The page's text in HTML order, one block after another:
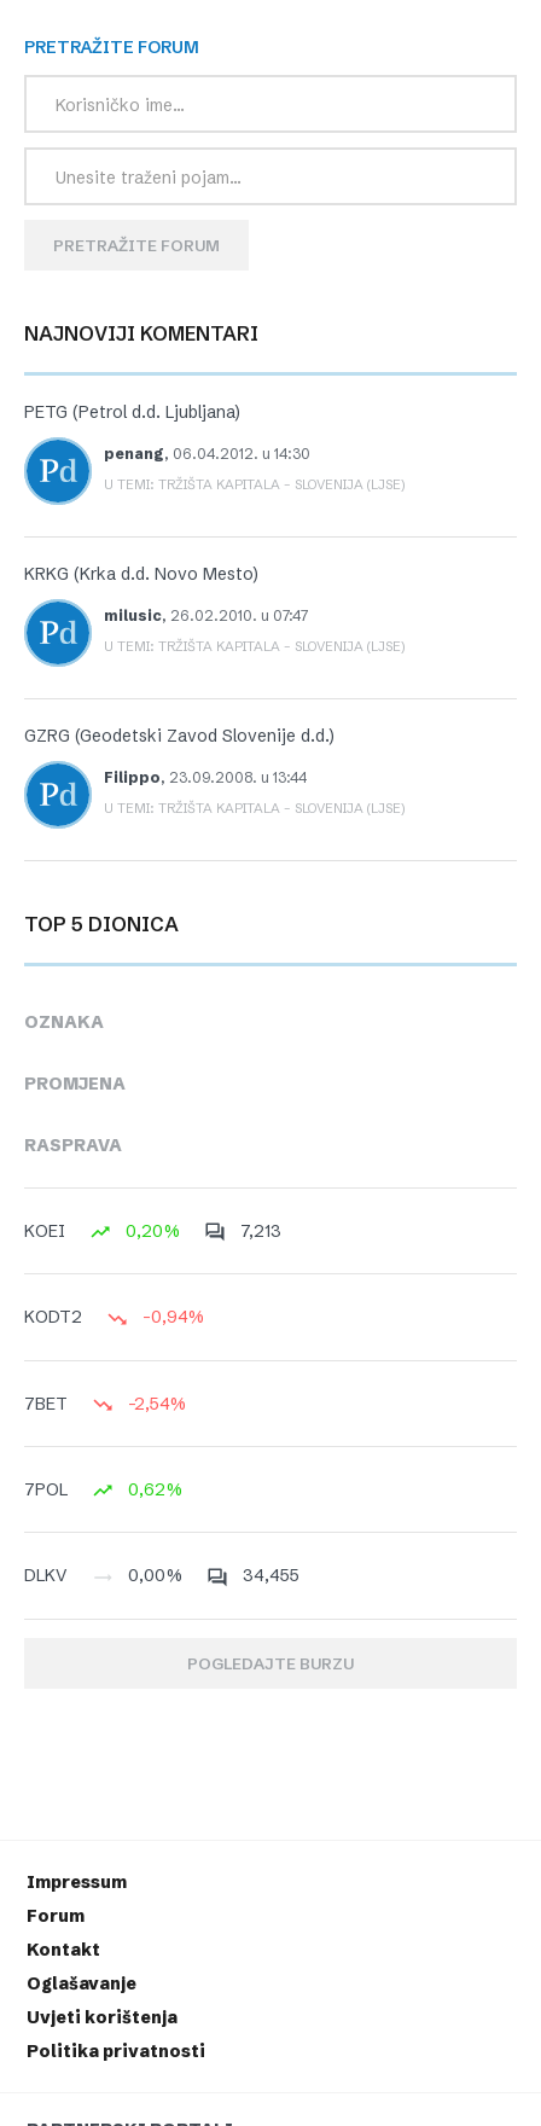
PRETRAŽITE FORUM
PRETRAŽITE FORUM
NAJNOVIJI KOMENTARI
PETG (Petrol d.d. Ljubljana)
penang, 06.04.2012. u 14:30
U TEMI: TRŽIŠTA KAPITALA – SLOVENIJA (LJSE)
KRKG (Krka d.d. Novo Mesto)
milusic, 26.02.2010. u 07:47
U TEMI: TRŽIŠTA KAPITALA – SLOVENIJA (LJSE)
GZRG (Geodetski Zavod Slovenije d.d.)
Filippo, 23.09.2008. u 13:44
U TEMI: TRŽIŠTA KAPITALA – SLOVENIJA (LJSE)
TOP 5 DIONICA
OZNAKA
PROMJENA
RASPRAVA
KOEI 0,20% 7,213
KODT2 -0,94%
7BET -2,54%
7POL 0,62%
DLKV 0,00% 34,455
POGLEDAJTE BURZU
Impressum
Forum
Kontakt
Oglašavanje
Uvjeti korištenja
Politika privatnosti